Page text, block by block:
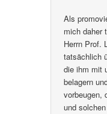
Als
mich daher
Herrn Prof.
tatsächlich
die ihm mit
belagern
vorbeugen,
und